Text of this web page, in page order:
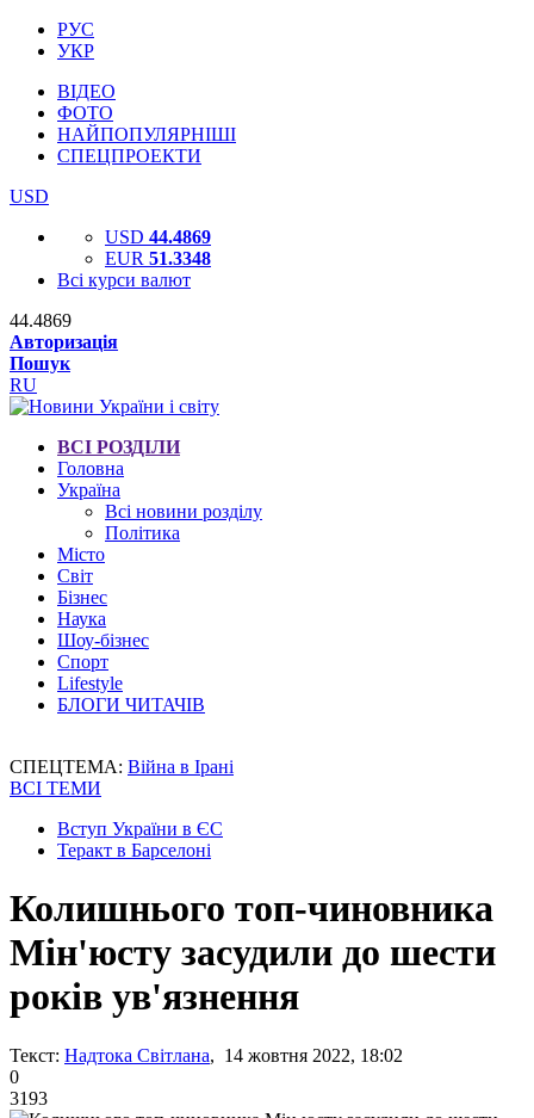
РУС
УКР
ВІДЕО
ФОТО
НАЙПОПУЛЯРНІШІ
СПЕЦПРОЕКТИ
USD
USD 44.4869
EUR 51.3348
Всі курси валют
44.4869
Авторизація
Пошук
RU
ВСІ РОЗДІЛИ
Головна
Україна
Всі новини розділу
Політика
Місто
Світ
Бізнес
Наука
Шоу-бізнес
Спорт
Lifestyle
БЛОГИ ЧИТАЧІВ
СПЕЦТЕМА: Війна в Ірані
ВСІ ТЕМИ
Вступ України в ЄС
Теракт в Барселоні
Колишнього топ-чиновника
Мін'юсту засудили до шести
років ув'язнення
Текст: Надтока Світлана, 14 жовтня 2022, 18:02
0
3193